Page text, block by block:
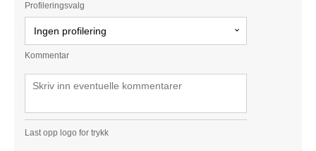
Profileringsvalg
Ingen profilering
Kommentar
Last opp logo for trykk